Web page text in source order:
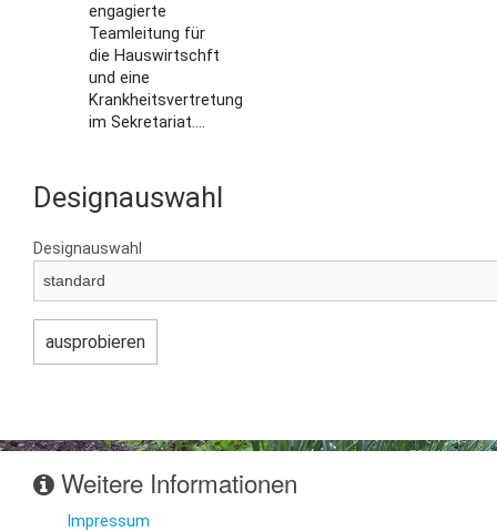
engagierte
Teamleitung für
die Hauswirtschft
und eine
Krankheitsvertretung
im Sekretariat....
Designauswahl
Designauswahl
Weitere Informationen
Impressum